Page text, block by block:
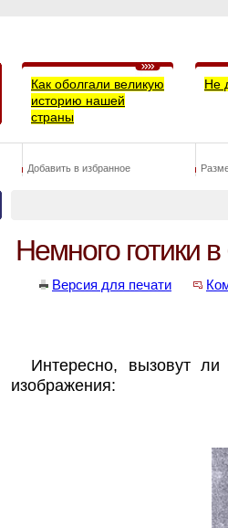
Как оболгали великую
историю нашей
страны
Не
Добавить в избранное
Немного готики
Версия для печати
Интересно, вызовут ли
изображения: